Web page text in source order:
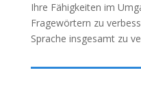
Ihre Fähigkeiten im
Fragewörtern zu
Sprache insgesamt zu